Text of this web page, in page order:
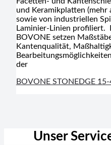
und Keramikplatten (mehr
sowie von industriellen
Laminier-Linien profiliert.
BOVONE setzen
Kantenqualität,
der
BOVONE STONEDGE
Unser